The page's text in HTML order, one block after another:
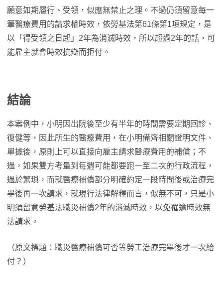
願意如期履行、受領，似應無禁止之理。不過仍須留意每一
筆醫療費用的請求權時效，依勞基法第61條第1項規定，是
以「得受領之日起」2年為消滅時效，所以超過2年的話，可
能雇主就會時效抗辯而拒付。
結論
本案例中，小明因出院後至少有半年的時間需要定期回診、
復健等，因此所生的醫療費用，在小明備齊相關證明文件、
單據後，原則上可以直接向雇主請求醫療費用的補償；不
過，如果雙方考量到每週可能都要跑一至二次的行政流程，
過於繁瑣，而就醫療補償部分明確約定一段時間後或治療完
畢後再一次請求，就現行法律解釋而言，似無不可，只是小
明須留意勞基法職災補償2年的消滅時效，以免罹逾時效無
法請求。
（原文標題：職災醫療補償可否等勞工治療完畢後才一次給
付？）